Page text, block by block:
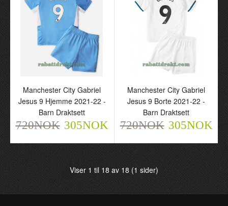
22-23 - Herre Langermet
Fotballdrakt
802NOK 325NOK
Jesus 9 Tredje 2021-22 -
Herre Fotballdrakt
Manchester City Gabriel
Jesus 9 Hjemme 2021-22
720NOK
Jesus 9 Hjemme 2021-22
Fotballdrakt
Manchester City Gabriel
Jesus 9 Hjemme 2021-22 -
Barn Draktsett
720NOK 305NOK
Manchester City Gabriel
Jesus 9 Borte 2021-22 -
Barn Draktsett
720NOK 305NOK
Viser 1 til 18 av 18 (1 sider)